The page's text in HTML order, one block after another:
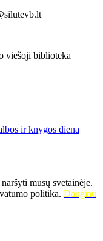
viešoji biblioteka
ir knygos diena
mūsų svetainėje.
politika. Daugiau